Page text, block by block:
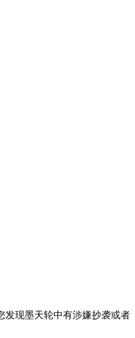
发现墨天轮中有涉嫌抄袭或者